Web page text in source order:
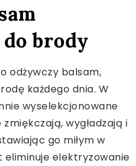
do brody
odżywczy balsam,
każdego dnia. W
wyselekcjonowane
wygładzają i
go miłym w
eliminuje elektryzowanie